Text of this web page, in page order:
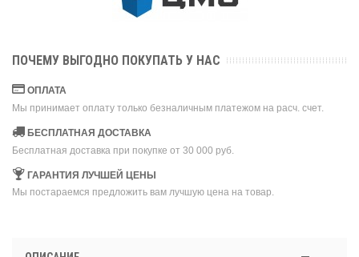
ПОЧЕМУ ВЫГОДНО ПОКУПАТЬ У НАС
ОПЛАТА
Мы принимает оплату только безналичным платежом на расч. счет.
БЕСПЛАТНАЯ ДОСТАВКА
Бесплатная доставка при покупке от 30 000 руб.
ГАРАНТИЯ ЛУЧШЕЙ ЦЕНЫ
Мы постараемся предложить вам лучшую цена на товар.